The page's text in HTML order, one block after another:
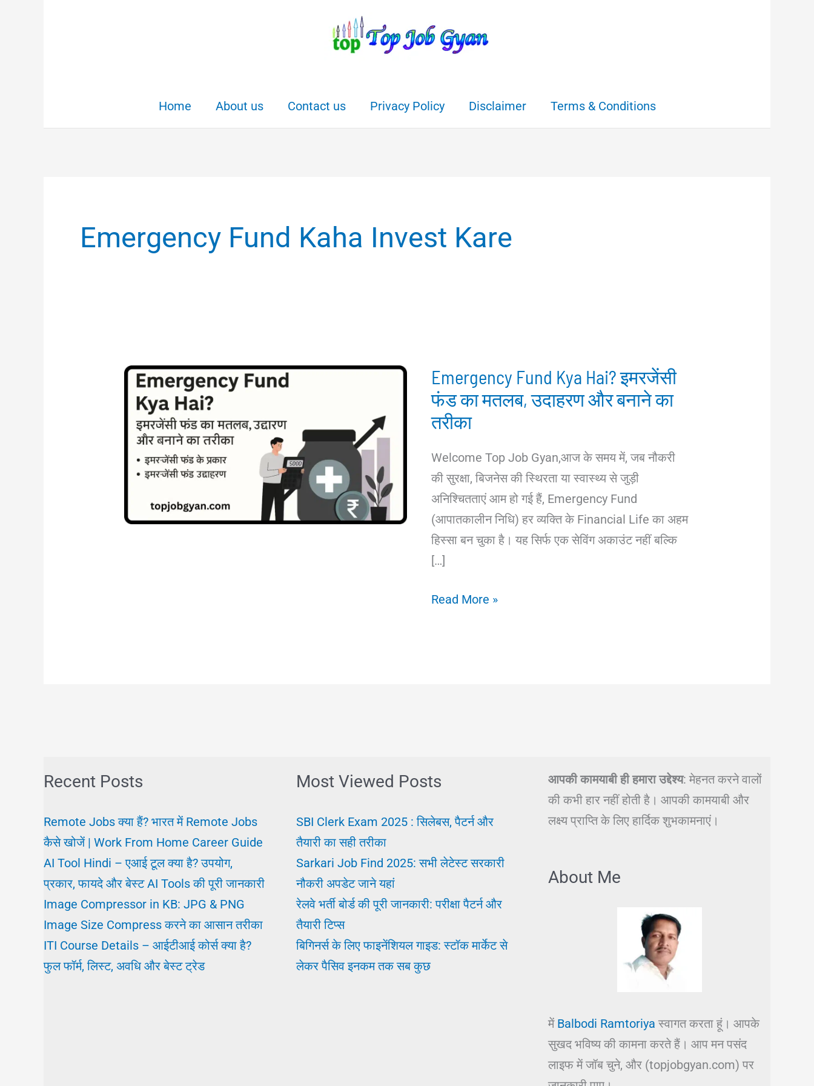
Home About us Contact us Privacy Policy Disclaimer Terms & Conditions
Emergency Fund Kaha Invest Kare
Emergency Fund Kya Hai? इमरजेंसी
फंड का मतलब, उदाहरण और बनाने का
तरीका
Welcome Top Job Gyan,आज के समय में, जब नौकरी
की सुरक्षा, बिजनेस की स्थिरता या स्वास्थ्य से जुड़ी
अनिश्चितताएं आम हो गई हैं, Emergency Fund
(आपातकालीन निधि) हर व्यक्ति के Financial Life का अहम
हिस्सा बन चुका है। यह सिर्फ एक सेविंग अकाउंट नहीं बल्कि
[…]
Emergency
और
का
Read More »
Recent Posts
Remote Jobs क्या हैं? भारत में Remote Jobs
कैसे खोजें | Work From Home Career Guide
AI Tool Hindi – एआई टूल क्या है? उपयोग,
प्रकार, फायदे और बेस्ट AI Tools की पूरी जानकारी
Image Compressor in KB: JPG & PNG
Image Size Compress करने का आसान तरीका
ITI Course Details – आईटीआई कोर्स क्या है?
फुल फॉर्म, लिस्ट, अवधि और बेस्ट ट्रेड
Most Viewed Posts
SBI Clerk Exam 2025 : सिलेबस, पैटर्न और
तैयारी का सही तरीका
Sarkari Job Find 2025: सभी लेटेस्ट सरकारी
नौकरी अपडेट जाने यहां
रेलवे भर्ती बोर्ड की पूरी जानकारी: परीक्षा पैटर्न और
तैयारी टिप्स
बिगिनर्स के लिए फाइनेंशियल गाइड: स्टॉक मार्केट से
लेकर पैसिव इनकम तक सब कुछ
आपकी कामयाबी ही हमारा उद्देश्य: मेहनत करने वालों
की कभी हार नहीं होती है। आपकी कामयाबी और
लक्ष्य प्राप्ति के लिए हार्दिक शुभकामनाएं।
About Me
में Balbodi Ramtoriya स्वागत करता हूं। आपके
सुखद भविष्य की कामना करते हैं। आप मन पसंद
लाइफ में जॉब चुने, और (topjobgyan.com) पर